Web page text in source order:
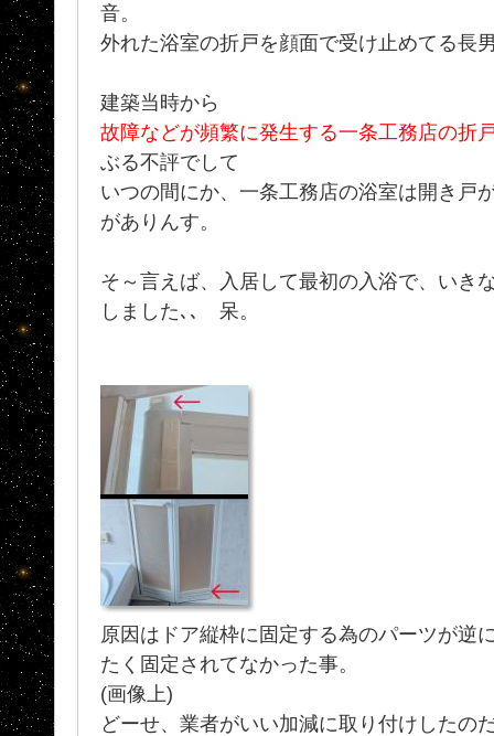
音。
外れた浴室の折戸を顔面で受け止めてる長
建築当時から
故障などが頻繁に発生する一条工務店の折
ぶる不評でして
いつの間にか、一条工務店の浴室は開き戸
がありんす。
そ～言えば、入居して最初の入浴で、いき
しました､､ 呆。
原因はドア縦枠に固定する為のパーツが逆
たく固定されてなかった事。
(画像上)
どーせ、業者がいい加減に取り付けしたの